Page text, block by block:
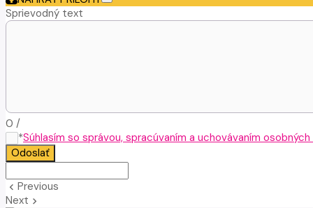
Sprievodný text
0 /
*Súhlasím so správou, spracúvaním a uchovávaním
Odoslať
keyboard_arrow_left Previous
Next keyboard_arrow_right